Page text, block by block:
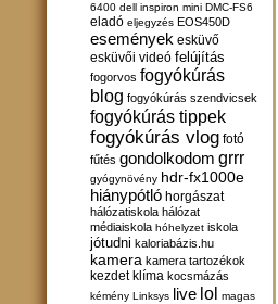
6400 dell inspiron mini DMC-FS6
eladó eljegyzés EOS450D
események esküvő
esküvői videó felújítás
fogorvos fogyókúrás
blog fogyókúrás szendvicsek
fogyókúrás tippek
fogyókúrás vlog fotó
fűtés gondolkodom grrr
gyógynövény hdr-fx1000e
hiánypótló horgászat
hálózatiskola hálózat
médiaiskola hóhelyzet iskola
jótudni kaloriabázis.hu
kamera kamera tartozékok
kezdet klíma kocsmázás
kémény Linksys live lol magas